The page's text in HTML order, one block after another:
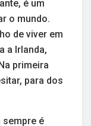
é um
o mundo.
de viver em
a Irlanda,
primeira
para dos
sempre é